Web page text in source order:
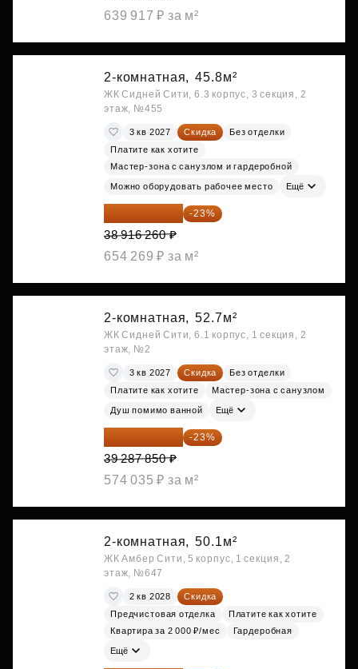
639 917 ₽ за м²
2-комнатная, 45.8м²
ЖК Сидней Сити, 6.3 корпус, 3 секция, 2
этаж, №455
3 кв 2027 Скидка
Без отделки
Платите как хотите
Мастер-зона с санузлом и гардеробной
Можно оборудовать рабочее место Ещё
29 965 520 ₽ -23%
38 916 260 ₽
654 269 ₽ за м²
2-комнатная, 52.7м²
ЖК Сидней Сити, 6.1 корпус, 1 секция, 2
этаж, №2
3 кв 2027 Скидка
Без отделки
Платите как хотите
Мастер-зона с санузлом
Душ помимо ванной Ещё
30 251 645 ₽ -23%
39 287 850 ₽
574 035 ₽ за м²
2-комнатная, 50.1м²
ЖК Амбер Сити, 5 корпус, 1 секция, 2
этаж, №647
2 кв 2028
Скидка
Предчистовая отделка
Платите как хотите
Квартира за 2 000 ₽/мес
Гардеробная
Ещё